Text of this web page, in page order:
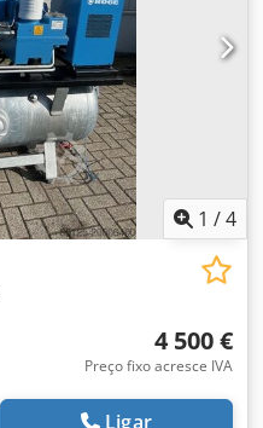
1 /4
4 500 €
Preço fixo acresce IVA
Ligar